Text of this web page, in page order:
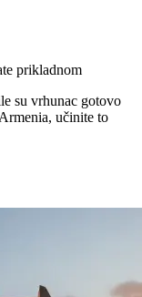
prikladnom
su vrhunac gotovo
učinite to